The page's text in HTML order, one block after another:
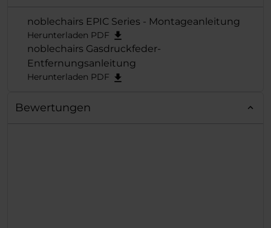
Chair" verliehen und
der exzellenten Reihe
damit erneut die
verdiente Krone
aufgesetzt.
problemloser
noblechairs EPIC Series - Montageanleitung
Herunterladen PDF
noblechairs Gasdruckfeder-
Entfernungsanleitung
Herunterladen PDF
Bewertungen